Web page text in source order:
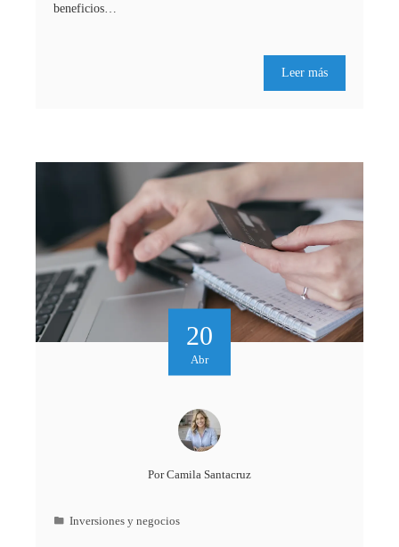
beneficios…
Leer más
20
Abr
PorCamila Santacruz
Inversiones y negocios